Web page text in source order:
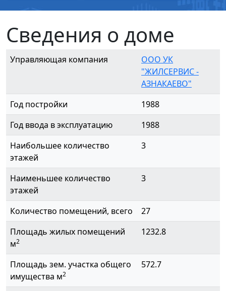
Сведения о доме
Управляющая компания
ООО УК
"ЖИЛСЕРВИС -
АЗНАКАЕВО"
Год постройки
1988
Год ввода в эксплуатацию
1988
Наибольшее количество
этажей
3
Наименьшее количество
этажей
3
Количество помещений, всего
27
Площадь жилых помещений
м2
1232.8
Площадь зем. участка общего
имущества м2
572.7